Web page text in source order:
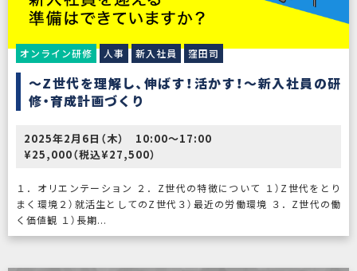
オンライン研修 人事 新入社員 窪田司
〜Z世代を理解し、伸ばす！活かす！〜新入社員の研
修・育成計画づくり
2025年2月6日（木） 10:00〜17:00
¥25,000（税込¥27,500）
１．オリエンテーション ２．Z世代の特徴について １）Z世代をとり
まく環境２）就活生としてのZ世代３）最近の労働環境 ３．Z世代の働
く価値観 １）長期...